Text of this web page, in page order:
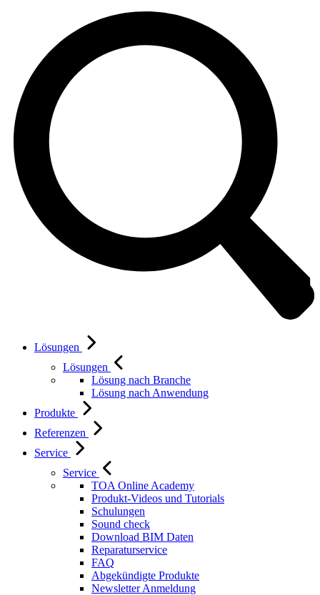
Lösungen
Lösungen
Lösung nach Branche
Lösung nach Anwendung
Produkte
Referenzen
Service
Service
TOA Online Academy
Produkt-Videos und Tutorials
Schulungen
Sound check
Download BIM Daten
Reparaturservice
FAQ
Abgekündigte Produkte
Newsletter Anmeldung